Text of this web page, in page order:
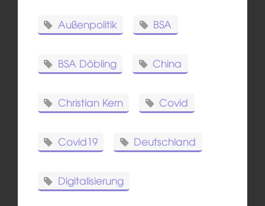
Außenpolitik BSA
BSA Döbling China
Christian Kern Covid
Covid19 Deutschland
Digitalisierung